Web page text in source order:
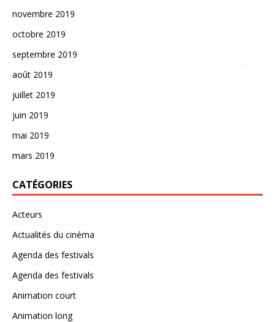
novembre 2019
octobre 2019
septembre 2019
août 2019
juillet 2019
juin 2019
mai 2019
mars 2019
CATÉGORIES
Acteurs
Actualités du cinéma
Agenda des festivals
Agenda des festivals
Animation court
Animation long